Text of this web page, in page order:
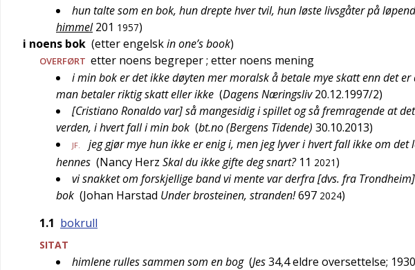
hun talte som en bok, hun drepte hver tvil, hun løste livsgåter på
himmel 201 1957)
i noens bok (etterengelskin one’s book)
OVERFØRT etter noens begreper; etter noens mening
i min bok er det ikke døyten mer moralsk å betale mye skatt enn det
man betaler riktig skatt eller ikke (Dagens Næringsliv 20.12.1997/2)
[Cristiano Ronaldo var] så mangesidig i spillet og så fremragende at
verden, i hvert fall i min bok (bt.no (Bergens Tidende) 30.10.2013)
JF.
jeg gjør mye hun ikke er enig i, men jeg lyver i hvert fall ikke om
hennes (Nancy Herz Skal du ikke gifte deg snart? 11 2021)
vi snakket om forskjellige band vi mente var derfra [dvs. fra
bok (Johan Harstad Under brosteinen, stranden!697 2024)
1.1 bokrull
SITAT
himlene rulles sammen som en bog (Jes34,4 eldre oversettelse;